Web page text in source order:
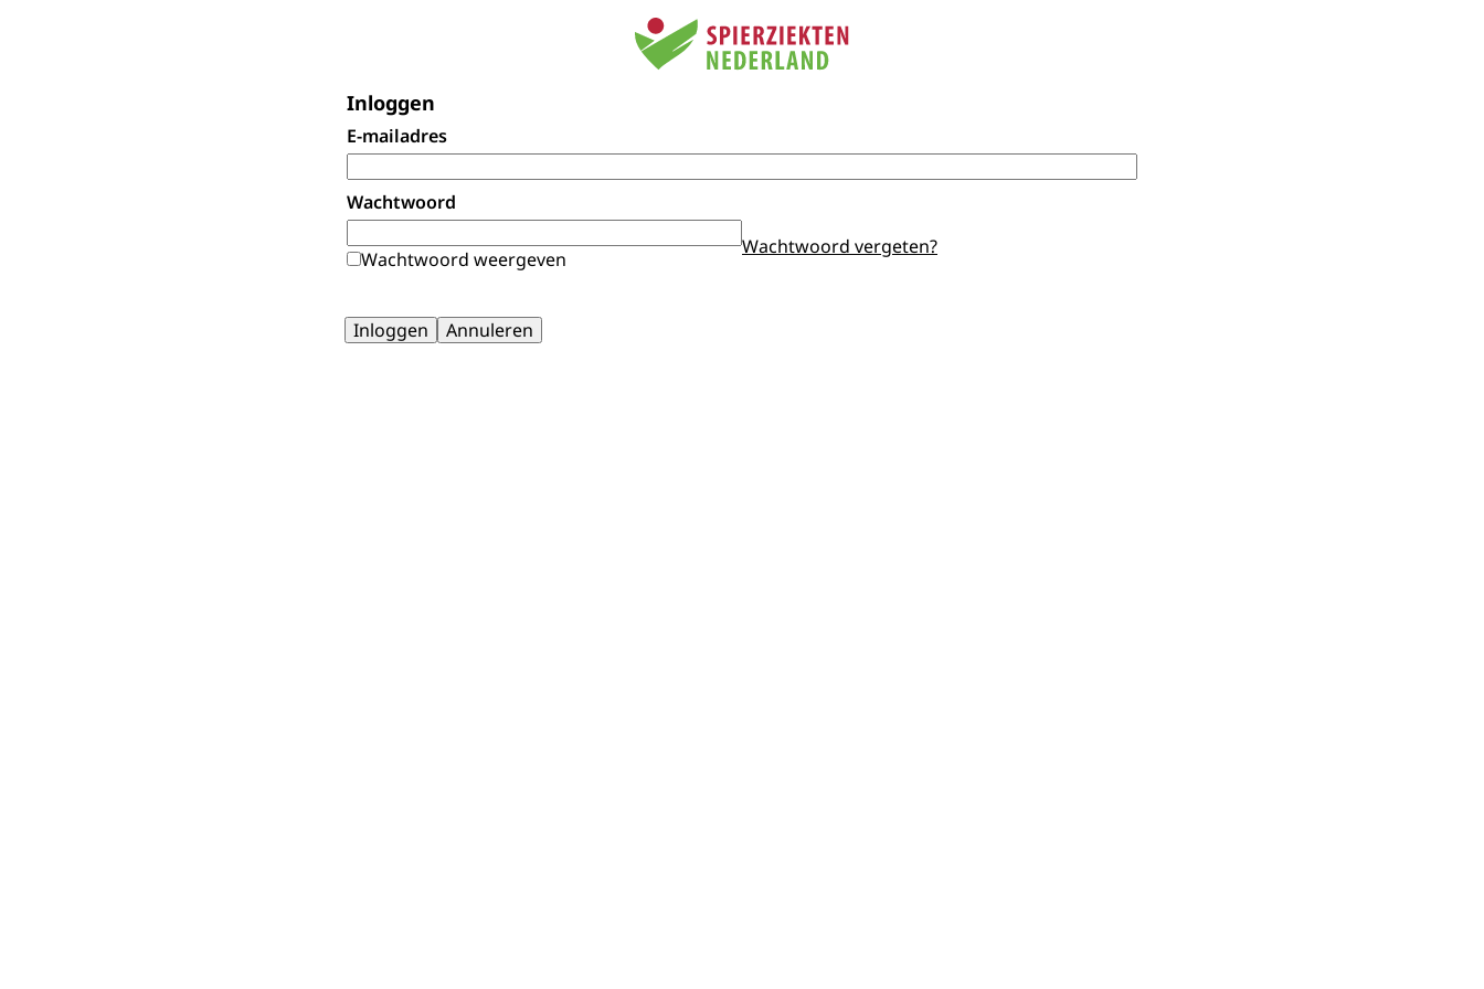
Inloggen
E-mailadres
Wachtwoord
Wachtwoord weergeven
Wachtwoord vergeten?
Inloggen Annuleren